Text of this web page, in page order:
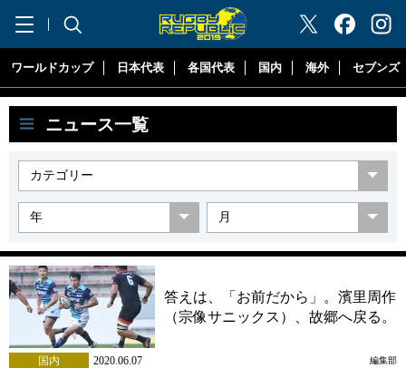
"ラグビーリパブリック"
ワールドカップ 日本代表 各国代表 国内 海外 セブンズ
ニュース一覧
答えは、「お前だから」。濱里周作
（宗像サニックス）、故郷へ戻る。
国内 2020.06.07 編集部